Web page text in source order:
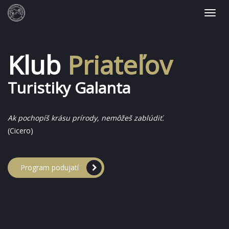
Klub Priateľov
Turistiky Galanta
Ak pochopíš krásu prírody, nemôžeš zablúdiť.
(Cicero)
Program podujatí